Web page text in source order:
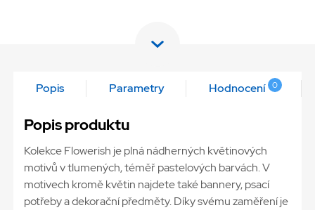
Popis Parametry Hodnocení 0
Popis produktu
Kolekce Flowerish je plná nádherných květinových
motivů v tlumených, téměř pastelových barvách. V
motivech kromě květin najdete také bannery, psací
potřeby a dekorační předměty. Díky svému zaměření je